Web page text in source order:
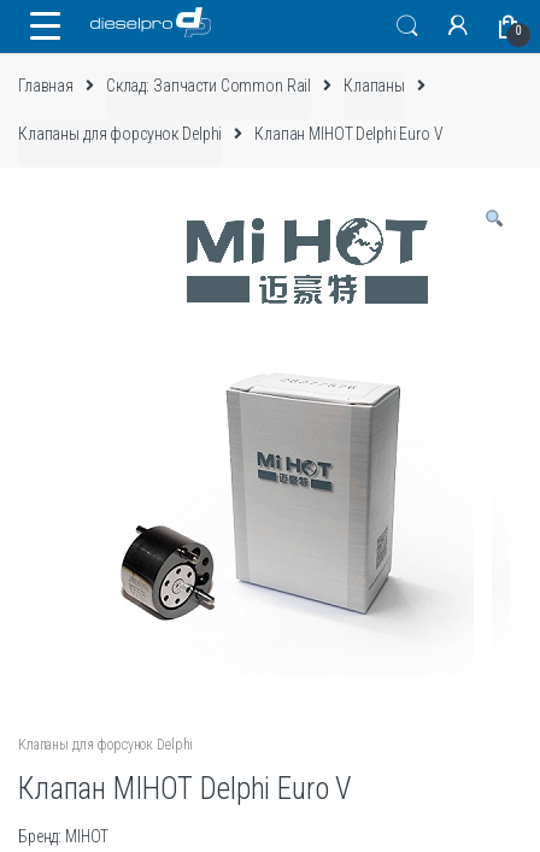
0
Главная Склад: Запчасти Common Rail Клапаны
Клапаны для форсунок Delphi Клапан MIHOT Delphi Euro V
Клапаны для форсунок Delphi
Клапан MIHOT Delphi Euro V
Бренд: MIHOT